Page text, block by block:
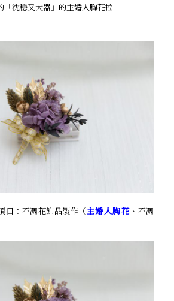
「沈穩又大器」的主婚人胸花拉
目：不凋花飾品製作（主婚人胸花 、不凋